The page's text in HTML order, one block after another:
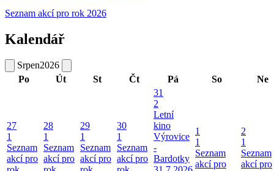
Seznam akcí pro rok 2026
Kalendář
Srpen2026
Po
Út St Čt Pá So Ne
27
1
Seznam
akcí pro
28
1
Seznam
akcí pro
29
1
Seznam
akcí pro
30
1
Seznam
akcí pro
31
2
Letní
kino
Výrovice
-
Bardotky
1
1
Seznam
akcí pro
2
1
Seznam
akcí pro